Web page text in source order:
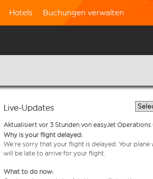
Hotels Buchungen verwalten
Live-Updates
Aktualisiert vor 3 Stunden von easyJet
Why is your flight delayed:
We’re sorry that your flight is delayed. Your
will be late to arrive for your flight.
What to do now: